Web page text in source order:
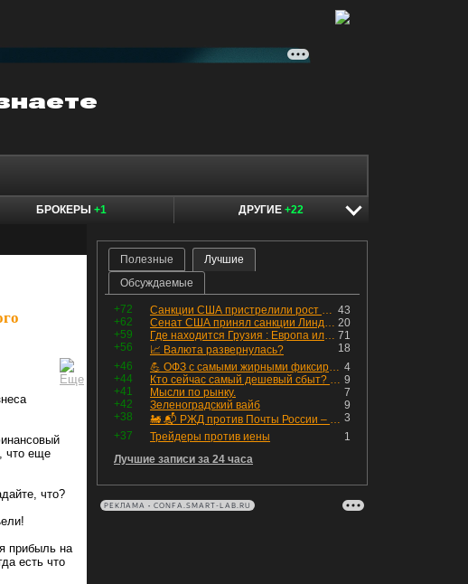
БРОКЕРЫ +1 ДРУГИЕ +22
что еще
что?
прибыль на
есть что
Полезные
Лучшие
Обсуждаемые
+72 43
Санкции США пристрелили рост акций в России
+62
20
Сенат США принял санкции Линдси Грэма против России
+59
71
Где находится Грузия : Европа или Азия
+56
18
📈 Валюта развернулась?
+46
4
💪 ОФЗ с самыми жирными фиксированными купонами
+44
9
Кто сейчас самый дешевый сбыт? Сводный пост по сбытовым компаниям по отчетам РСБУ за Q2 26г.
+41
7
Мысли по рынку.
+42
9
Зеленоградский вайб
+38
3
🚂 📬 РЖД против Почты России – Какие облигации выбрать?
+37
1
Трейдеры против иены
Лучшие записи за 24 часа
РЕКЛАМА • CONFA.SMART-LAB.RU